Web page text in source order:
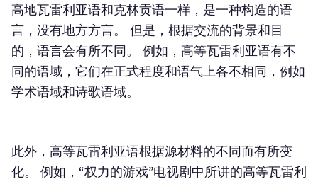
高地瓦雷利亚语和克林贡语一样，是一种构造的语
言，没有地方方言。 但是，根据交流的背景和目
的，语言会有所不同。 例如，高等瓦雷利亚语有不
同的语域，它们在正式程度和语气上各不相同，例如
学术语域和诗歌语域。
此外，高等瓦雷利亚语根据源材料的不同而有所变
化。 例如，“权力的游戏”电视剧中所讲的高等瓦雷利